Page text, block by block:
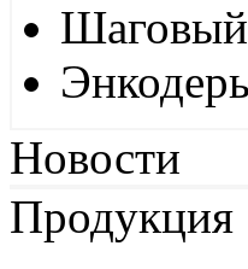
Новости
Продукция